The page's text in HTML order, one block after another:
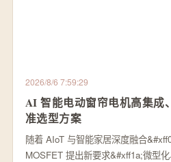
2026/8/6 7:59:29
AI 智能电动窗帘电机高集成
准选型方案
随着 AIoT 与智能家居深度融合
MOSFET 提出新要求&#xff1a;微型